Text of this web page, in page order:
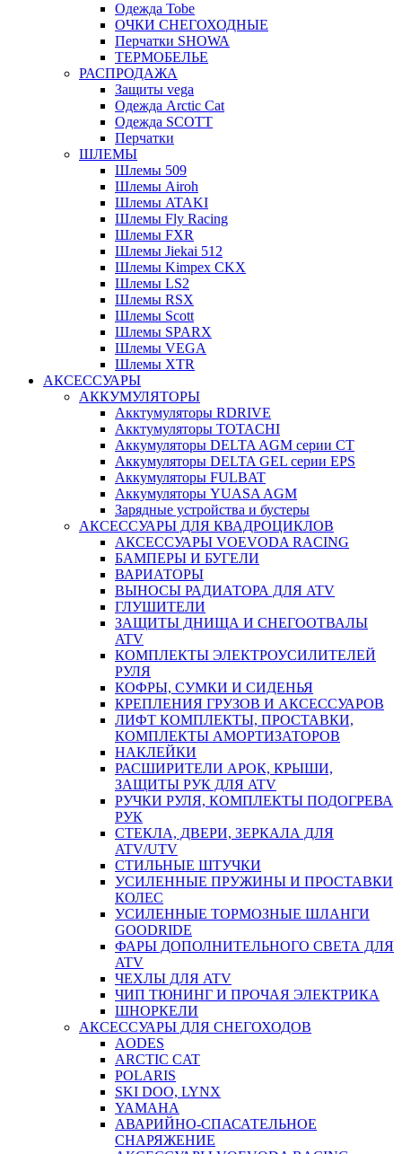
Одежда Tobe
ОЧКИ СНЕГОХОДНЫЕ
Перчатки SHOWA
ТЕРМОБЕЛЬЕ
РАСПРОДАЖА
Защиты vega
Одежда Arctic Cat
Одежда SCOTT
Перчатки
ШЛЕМЫ
Шлемы 509
Шлемы Airoh
Шлемы ATAKI
Шлемы Fly Racing
Шлемы FXR
Шлемы Jiekai 512
Шлемы Kimpex CKX
Шлемы LS2
Шлемы RSX
Шлемы Scott
Шлемы SPARX
Шлемы VEGA
Шлемы XTR
АКСЕССУАРЫ
АККУМУЛЯТОРЫ
Акктумуляторы RDRIVE
Акктумуляторы TOTACHI
Аккумуляторы DELTA AGM серии CT
Аккумуляторы DELTA GEL серии EPS
Аккумуляторы FULBAT
Аккумуляторы YUASA AGM
Зарядные устройства и бустеры
АКСЕССУАРЫ ДЛЯ КВАДРОЦИКЛОВ
АКСЕССУАРЫ VOEVODA RACING
БАМПЕРЫ И БУГЕЛИ
ВАРИАТОРЫ
ВЫНОСЫ РАДИАТОРА ДЛЯ ATV
ГЛУШИТЕЛИ
ЗАЩИТЫ ДНИЩА И СНЕГООТВАЛЫ
ATV
КОМПЛЕКТЫ ЭЛЕКТРОУСИЛИТЕЛЕЙ
РУЛЯ
КОФРЫ, СУМКИ И СИДЕНЬЯ
КРЕПЛЕНИЯ ГРУЗОВ И АКСЕССУАРОВ
ЛИФТ КОМПЛЕКТЫ, ПРОСТАВКИ,
КОМПЛЕКТЫ АМОРТИЗАТОРОВ
НАКЛЕЙКИ
РАСШИРИТЕЛИ АРОК, КРЫШИ,
ЗАЩИТЫ РУК ДЛЯ ATV
РУЧКИ РУЛЯ, КОМПЛЕКТЫ ПОДОГРЕВА
РУК
СТЕКЛА, ДВЕРИ, ЗЕРКАЛА ДЛЯ
ATV/UTV
СТИЛЬНЫЕ ШТУЧКИ
УСИЛЕННЫЕ ПРУЖИНЫ И ПРОСТАВКИ
КОЛЕС
УСИЛЕННЫЕ ТОРМОЗНЫЕ ШЛАНГИ
GOODRIDE
ФАРЫ ДОПОЛНИТЕЛЬНОГО СВЕТА ДЛЯ
ATV
ЧЕХЛЫ ДЛЯ ATV
ЧИП ТЮНИНГ И ПРОЧАЯ ЭЛЕКТРИКА
ШНОРКЕЛИ
АКСЕССУАРЫ ДЛЯ СНЕГОХОДОВ
AODES
ARCTIC CAT
POLARIS
SKI DOO, LYNX
YAMAHA
АВАРИЙНО-СПАСАТЕЛЬНОЕ
СНАРЯЖЕНИЕ